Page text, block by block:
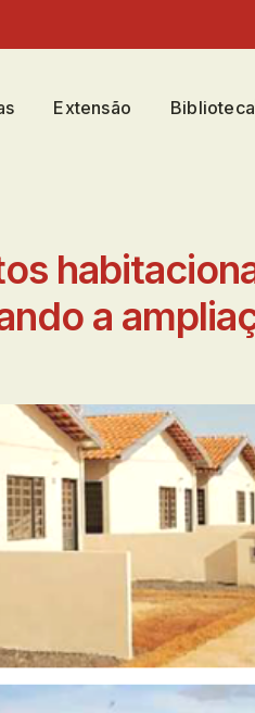
Extensão Biblioteca
a